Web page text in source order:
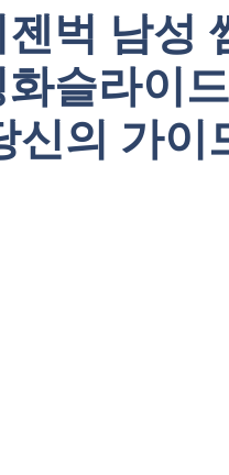
벅 남성
슬라이
신의 가이